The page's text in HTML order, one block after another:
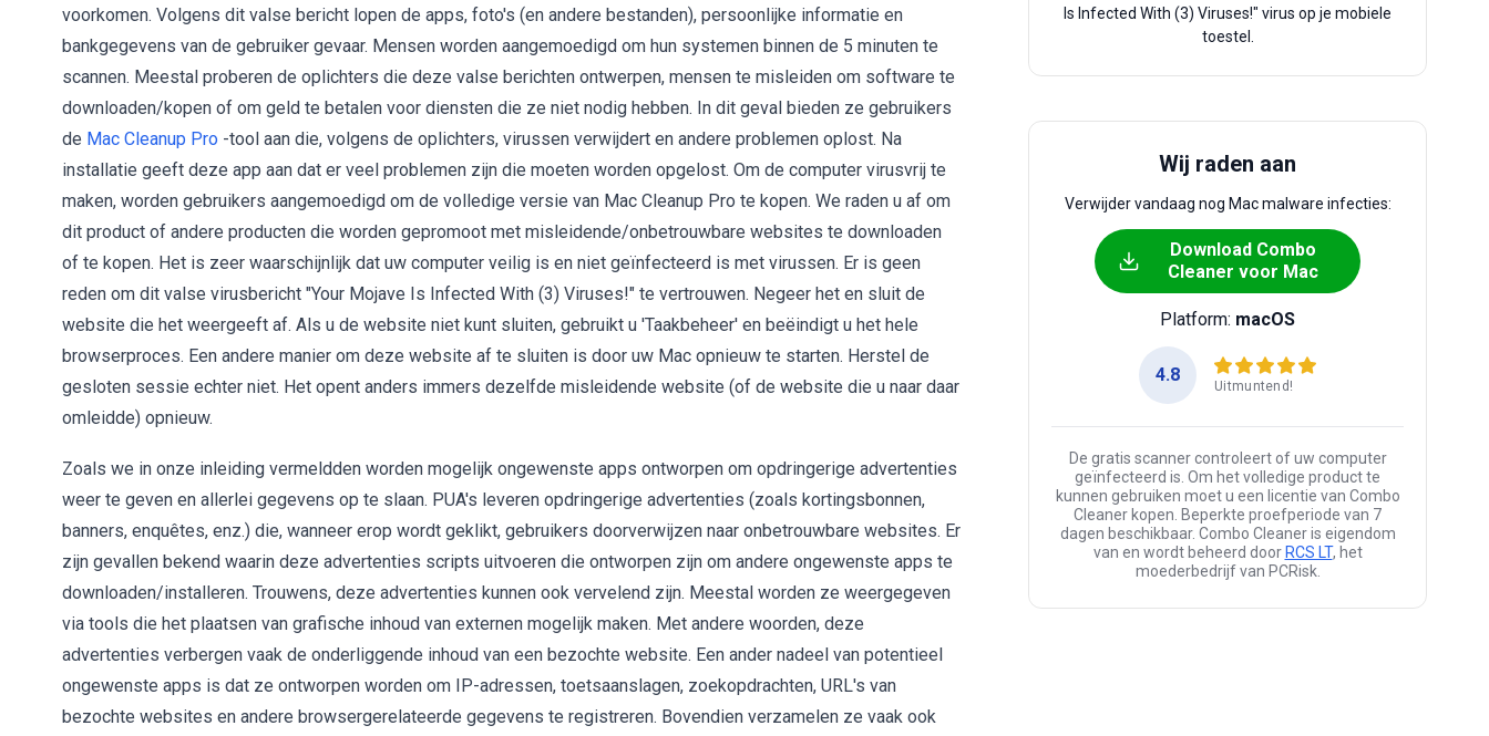
voorkomen. Volgens dit valse bericht lopen de apps, foto's (en andere bestanden), persoonlijke informatie en
bankgegevens van de gebruiker gevaar. Mensen worden aangemoedigd om hun systemen binnen de 5 minuten te
scannen. Meestal proberen de oplichters die deze valse berichten ontwerpen, mensen te misleiden om software te
downloaden/kopen of om geld te betalen voor diensten die ze niet nodig hebben. In dit geval bieden ze gebruikers
de Mac Cleanup Pro -tool aan die, volgens de oplichters, virussen verwijdert en andere problemen oplost. Na
installatie geeft deze app aan dat er veel problemen zijn die moeten worden opgelost. Om de computer virusvrij te
maken, worden gebruikers aangemoedigd om de volledige versie van Mac Cleanup Pro te kopen. We raden u af ​​om
dit product of andere producten die worden gepromoot met misleidende/onbetrouwbare websites te downloaden
of te kopen. Het is zeer waarschijnlijk dat uw computer veilig is en niet geïnfecteerd is met virussen. Er is geen
reden om dit valse virusbericht "Your Mojave Is Infected With (3) Viruses!" te vertrouwen. Negeer het en sluit de
website die het weergeeft af. Als u de website niet kunt sluiten, gebruikt u 'Taakbeheer' en beëindigt u het hele
browserproces. Een andere manier om deze website af te sluiten is door uw Mac opnieuw te starten. Herstel de
gesloten sessie echter niet. Het opent anders immers dezelfde misleidende website (of de website die u naar daar
omleidde) opnieuw.
Zoals we in onze inleiding vermeldden worden mogelijk ongewenste apps ontworpen om opdringerige advertenties
weer te geven en allerlei gegevens op te slaan. PUA's leveren opdringerige advertenties (zoals kortingsbonnen,
banners, enquêtes, enz.) die, wanneer erop wordt geklikt, gebruikers doorverwijzen naar onbetrouwbare websites. Er
zijn gevallen bekend waarin deze advertenties scripts uitvoeren die ontworpen zijn om andere ongewenste apps te
downloaden/installeren. Trouwens, deze advertenties kunnen ook vervelend zijn. Meestal worden ze weergegeven
via tools die het plaatsen van grafische inhoud van externen mogelijk maken. Met andere woorden, deze
advertenties verbergen vaak de onderliggende inhoud van een bezochte website. Een ander nadeel van potentieel
ongewenste apps is dat ze ontworpen worden om IP-adressen, toetsaanslagen, zoekopdrachten, URL's van
bezochte websites en andere browsergerelateerde gegevens te registreren. Bovendien verzamelen ze vaak ook
Is Infected With (3) Viruses!" virus op je mobiele
toestel.
Wij raden aan
Verwijder vandaag nog Mac malware infecties:
Download Combo
Cleaner voor Mac
Platform: macOS
4.8
Uitmuntend!
De gratis scanner controleert of uw computer
geïnfecteerd is. Om het volledige product te
kunnen gebruiken moet u een licentie van Combo
Cleaner kopen. Beperkte proefperiode van 7
dagen beschikbaar. Combo Cleaner is eigendom
van en wordt beheerd door RCS LT, het
moederbedrijf van PCRisk.